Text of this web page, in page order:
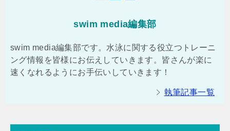
swim media編集部
swim media編集部です。水泳に関する役立つトレーニ
ング情報を皆様にお伝えしていきます。皆さんが楽に
速くなれるようにお手伝いしていきます！
執筆記事一覧